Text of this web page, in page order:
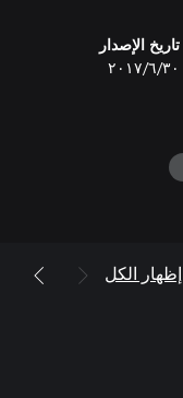
تاريخ الإصدار
٣٠‏/٦‏/٢٠١٧
إظهار الكل